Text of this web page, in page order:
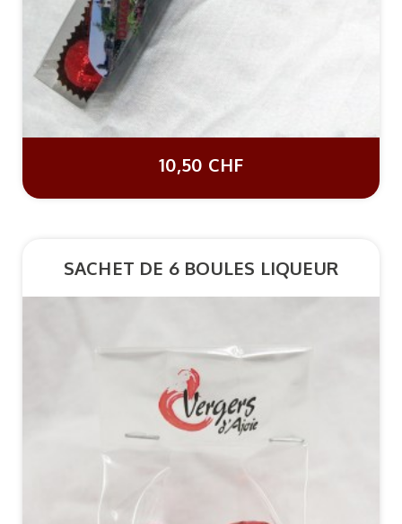
10,50 CHF
SACHET DE 6 BOULES LIQUEUR